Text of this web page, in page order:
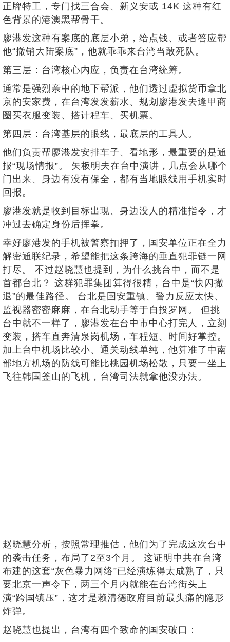
正牌特工，专门找三合会、新义安或 14K 这种有红
色背景的港澳黑帮骨干。
廖港发这种有案底的底层小弟，给点钱、或者答应帮
他“撤销大陆案底”，他就乖乖来台湾当敢死队。
第三层：台湾核心内应，负责在台湾统筹。
通常是强烈亲中的地下帮派，他们透过虚拟货币拿北
京的安家费，在台湾发发薪水、规划廖港发去逢甲商
圈买衣服变装、搭计程车、买机票。
第四层：台湾基层的眼线，最底层的工具人。
他们负责帮廖港发安排车子、看地形，最重要的是通
报“现场情报”。 矢板明夫在台中演讲，几点会从哪个
门出来、身边有没有保全，都有当地眼线用手机实时
回报。
廖港发就是收到目标出现、身边没人的精准指令，才
冲过去确定身份后挥拳。
幸好廖港发的手机被警察扣押了，国安单位正在全力
解密通联纪录，希望能把这条跨海的垂直犯罪链一网
打尽。 不过赵晓慧也提到，为什么挑台中，而不是
首都台北？ 这群犯罪集团算得很精，台中是“快闪撤
退”的最佳路径。 台北是国安重镇、警力反应太快、
监视器密密麻麻，在台北动手等于自投罗网。 但挑
台中就不一样了，廖港发在台中市中心打完人，立刻
变装，搭车直奔清泉岗机场，车程短、时间好掌控。
加上台中机场比较小、通关动线单纯，他算准了中南
部地方机场的防线可能比桃园机场松散，只要一坐上
飞往韩国釜山的飞机，台湾司法就拿他没办法。
赵晓慧分析，按照常理推估，他们为了完成这次台中
的袭击任务，布局了2至3个月。 这证明中共在台湾
布建的这套“灰色暴力网络”已经演练得太成熟了，只
要北京一声令下，两三个月内就能在台湾街头上
演“跨国镇压”，这才是赖清德政府目前最头痛的隐形
炸弹。
赵晓慧也提出，台湾有四个致命的国安破口：